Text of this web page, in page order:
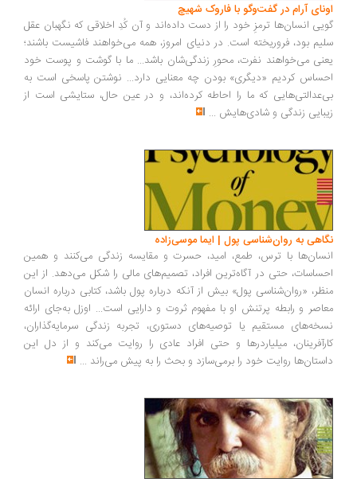
اونای آرام در گفت‌وگو با فاروک شهیچ‭
گویی انسان‌ها ترمزِ خود را از دست داده‌اند و آن کُدِ اخلاقی که نگهبان عقل
سلیم بود، فروریخته است. در دنیای امروز، همه می‌خواهند فاشیست باشند؛
یعنی می‌خواهند نفرت، محورِ زندگی‌شان باشد... ما با گوشت و پوست خود
احساس کردیم «دیگری» بودن چه معنایی دارد... نوشتن پاسخی است به
بی‌عدالتی‌هایی که ما را احاطه کرده‌اند، و در عین حال، ستایشی است از
زیبایی زندگی و شادی‌هایش ...
نگاهی به روان‌شناسی پول | ایما موسی‌زاده
انسان‌ها با ترس، طمع، امید، حسرت و مقایسه زندگی می‌کنند و همین
احساسات، حتی در آگاه‌ترین افراد، تصمیم‌های مالی را شکل می‌دهد. از این
منظر، «روان‌شناسی پول» بیش از آنکه درباره پول باشد، کتابی درباره انسان
معاصر و رابطه پرتنش او با مفهوم ثروت و دارایی است... اوزل به‌جای ارائه
نسخه‌های مستقیم یا توصیه‌های دستوری، تجربه زندگی سرمایه‌گذاران،
کارآفرینان، میلیاردرها و حتی افراد عادی را روایت می‌کند و از دل این
داستان‌ها روایت خود را برمی‌سازد و بحث را به پیش می‌راند ...